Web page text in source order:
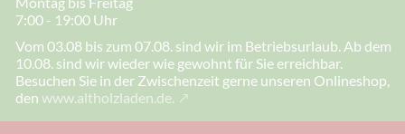
7:00 - 19:00 Uhr
Vom 03.08 bis zum 07.08. sind wir im Betriebsurlaub. Ab dem
10.08. sind wir wieder wie gewohnt für Sie erreichbar.
Besuchen Sie in der Zwischenzeit gerne unseren Onlineshop,
den www.altholzladen.de.